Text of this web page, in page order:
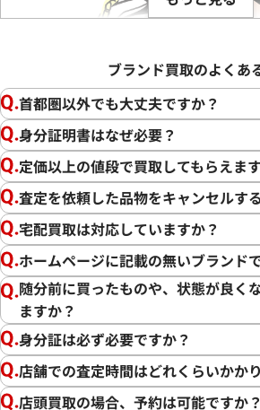
この度は「おたからや」をご利用いただ
ざいました。また、お客様の貴重なブラ
だけた形でご売却いただけましたこと
私たちの目標は、常にお客様にご満足い
ブランド買取のよくあ
首都圏以外でも大丈夫ですか？
身分証明書はなぜ必要？
定価以上の値段で買取してもらえま
査定を依頼した品物をキャンセルす
宅配買取は対応していますか？
ホームページに記載の無いブランド
随分前に買ったものや、状態が良く
ますか？
身分証は必ず必要ですか？
店舗での査定時間はどれくらいかか
店頭買取の場合、予約は可能ですか？